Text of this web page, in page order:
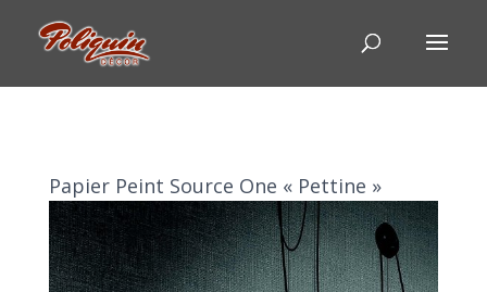
Papier Peint Source One « Pettine »